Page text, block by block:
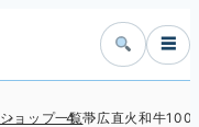
☰
ショップ一覧帯広直火和牛